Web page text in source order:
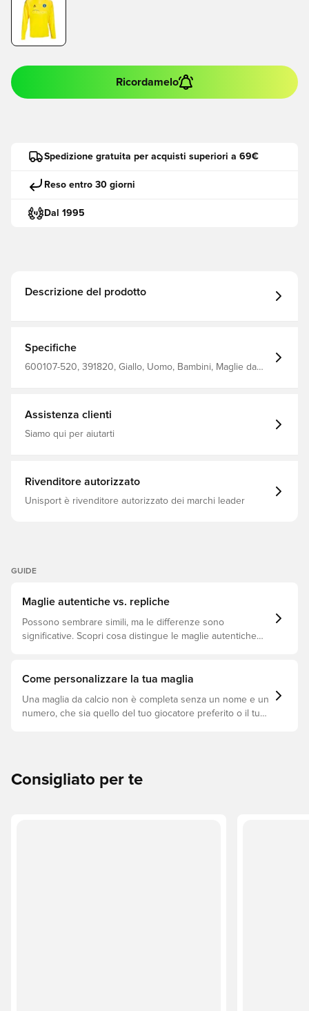
Ricordamelo
Spedizione gratuita per acquisti superiori a 69€
Reso entro 30 giorni
Dal 1995
Descrizione del prodotto
Specifiche
600107-520, 391820, Giallo, Uomo, Bambini, Maglie da
Assistenza clienti
Siamo qui per aiutarti
Rivenditore autorizzato
Unisport è rivenditore autorizzato dei marchi leader
GUIDE
Maglie autentiche vs. repliche
Possono sembrare simili, ma le differenze sono
significative. Scopri cosa distingue le maglie autentiche
Come personalizzare la tua maglia
Una maglia da calcio non è completa senza un nome e un
numero, che sia quello del tuo giocatore preferito o il tuo.
Consigliato per te